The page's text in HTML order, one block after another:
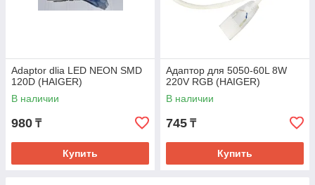
Adaptor dlia LED NEON SMD
120D (HAIGER)
В наличии
980 ₸
Купить
Адаптор для 5050-60L 8W
220V RGB (HAIGER)
В наличии
745 ₸
Купить